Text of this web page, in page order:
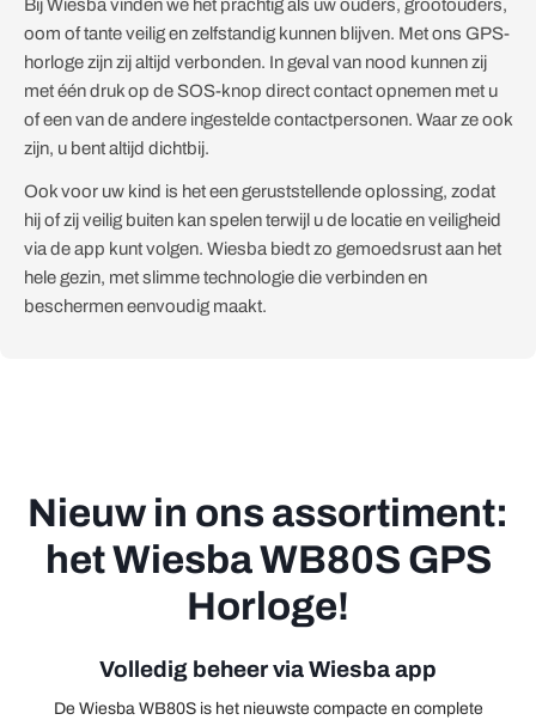
Bij Wiesba vinden we het prachtig als uw ouders, grootouders,
oom of tante veilig en zelfstandig kunnen blijven. Met ons GPS-
horloge zijn zij altijd verbonden. In geval van nood kunnen zij
met één druk op de SOS-knop direct contact opnemen met u
of een van de andere ingestelde contactpersonen. Waar ze ook
zijn, u bent altijd dichtbij.
Ook voor uw kind is het een geruststellende oplossing, zodat
hij of zij veilig buiten kan spelen terwijl u de locatie en veiligheid
via de app kunt volgen. Wiesba biedt zo gemoedsrust aan het
hele gezin, met slimme technologie die verbinden en
beschermen eenvoudig maakt.
Nieuw in ons assortiment:
het Wiesba WB80S GPS
Horloge!
Volledig beheer via Wiesba app
De Wiesba WB80S is het nieuwste compacte en complete